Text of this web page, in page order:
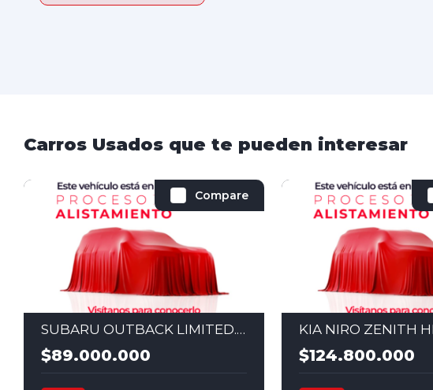
Carros Usados que te pueden interesar
Compare
SUBARU OUTBACK LIMITED. AUT 3,6 4X4 2018
$89.000.000 $124.800.000